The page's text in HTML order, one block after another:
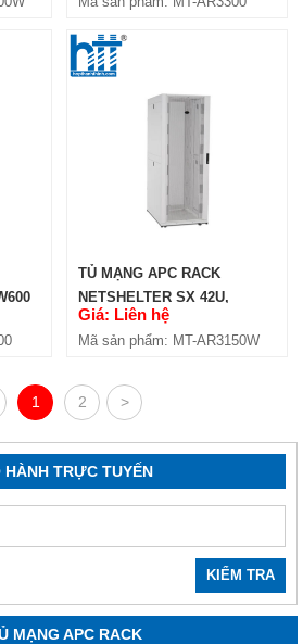
TỦ MẠNG APC RACK
NETSHELTER SX 42U,
D1000, CỬA LƯỚI, MÀU
TRẮNG (AR3150W)
Giá: Liên hệ
Mã sản phẩm: MT-AR3150W
1 2 >
HÀNH TRỰC TUYẾN
KIỂM TRA
MẠNG APC RACK